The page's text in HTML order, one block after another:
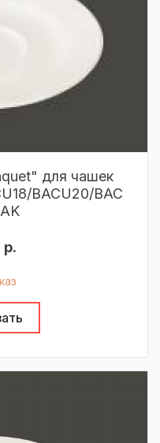
для чашек
BACU20/BAC